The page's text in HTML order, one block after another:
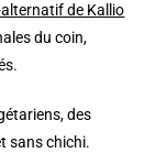
de Kallio
du coin,
des
sans chichi.